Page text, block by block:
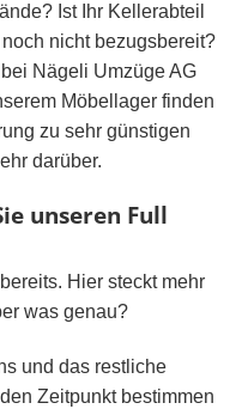
Ist Ihr Kellerabteil
nicht bezugsbereit?
Nägeli Umzüge AG
Möbellager finden
zu sehr günstigen
darüber.
unseren Full
Hier steckt mehr
was genau?
und das restliche
Zeitpunkt bestimmen